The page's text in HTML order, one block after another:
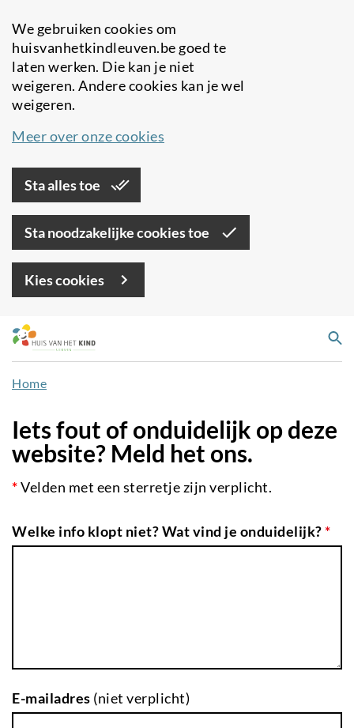
We gebruiken cookies om
huisvanhetkindleuven.be goed te
laten werken. Die kan je niet
weigeren. Andere cookies kan je wel
weigeren.
Meer over onze cookies
Sta alles toe
Sta noodzakelijke cookies toe
Kies cookies
Overslaan
en
naar
de
gaan
Home
Iets fout of onduidelijk op deze
website? Meld het ons.
*Velden met een sterretje zijn verplicht.
Welke info klopt niet? Wat vind je onduidelijk?*
E-mailadres (niet verplicht)